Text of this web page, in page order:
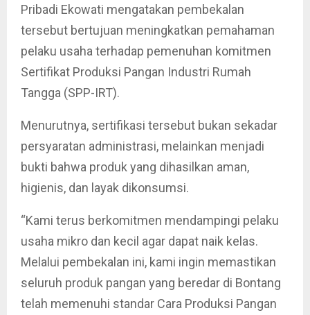
Pribadi Ekowati mengatakan pembekalan
tersebut bertujuan meningkatkan pemahaman
pelaku usaha terhadap pemenuhan komitmen
Sertifikat Produksi Pangan Industri Rumah
Tangga (SPP-IRT).
Menurutnya, sertifikasi tersebut bukan sekadar
persyaratan administrasi, melainkan menjadi
bukti bahwa produk yang dihasilkan aman,
higienis, dan layak dikonsumsi.
“Kami terus berkomitmen mendampingi pelaku
usaha mikro dan kecil agar dapat naik kelas.
Melalui pembekalan ini, kami ingin memastikan
seluruh produk pangan yang beredar di Bontang
telah memenuhi standar Cara Produksi Pangan